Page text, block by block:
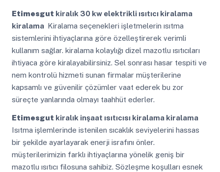
Etimesgut kiralık 30 kw elektrikli ısıtıcı kiralama
kiralama Kiralama seçenekleri işletmelerin ısıtma
sistemlerini ihtiyaçlarına göre özelleştirerek verimli
kullanım sağlar. kiralama kolaylığı dizel mazotlu ısıtıcıları
ihtiyaca göre kiralayabilirsiniz. Sel sonrası hasar tespiti ve
nem kontrolü hizmeti sunan firmalar müşterilerine
kapsamlı ve güvenilir çözümler vaat ederek bu zor
süreçte yanlarında olmayı taahhüt ederler.
Etimesgut kiralık inşaat ısıtıcısı kiralama kiralama
Isıtma işlemlerinde istenilen sıcaklık seviyelerini hassas
bir şekilde ayarlayarak enerji israfını önler.
müşterilerimizin farklı ihtiyaçlarına yönelik geniş bir
mazotlu ısıtıcı filosuna sahibiz. Sözleşme koşulları esnek